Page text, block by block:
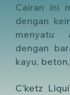
Cairan ini
dengan
menyatu
dengan
kayu,
C’ketz